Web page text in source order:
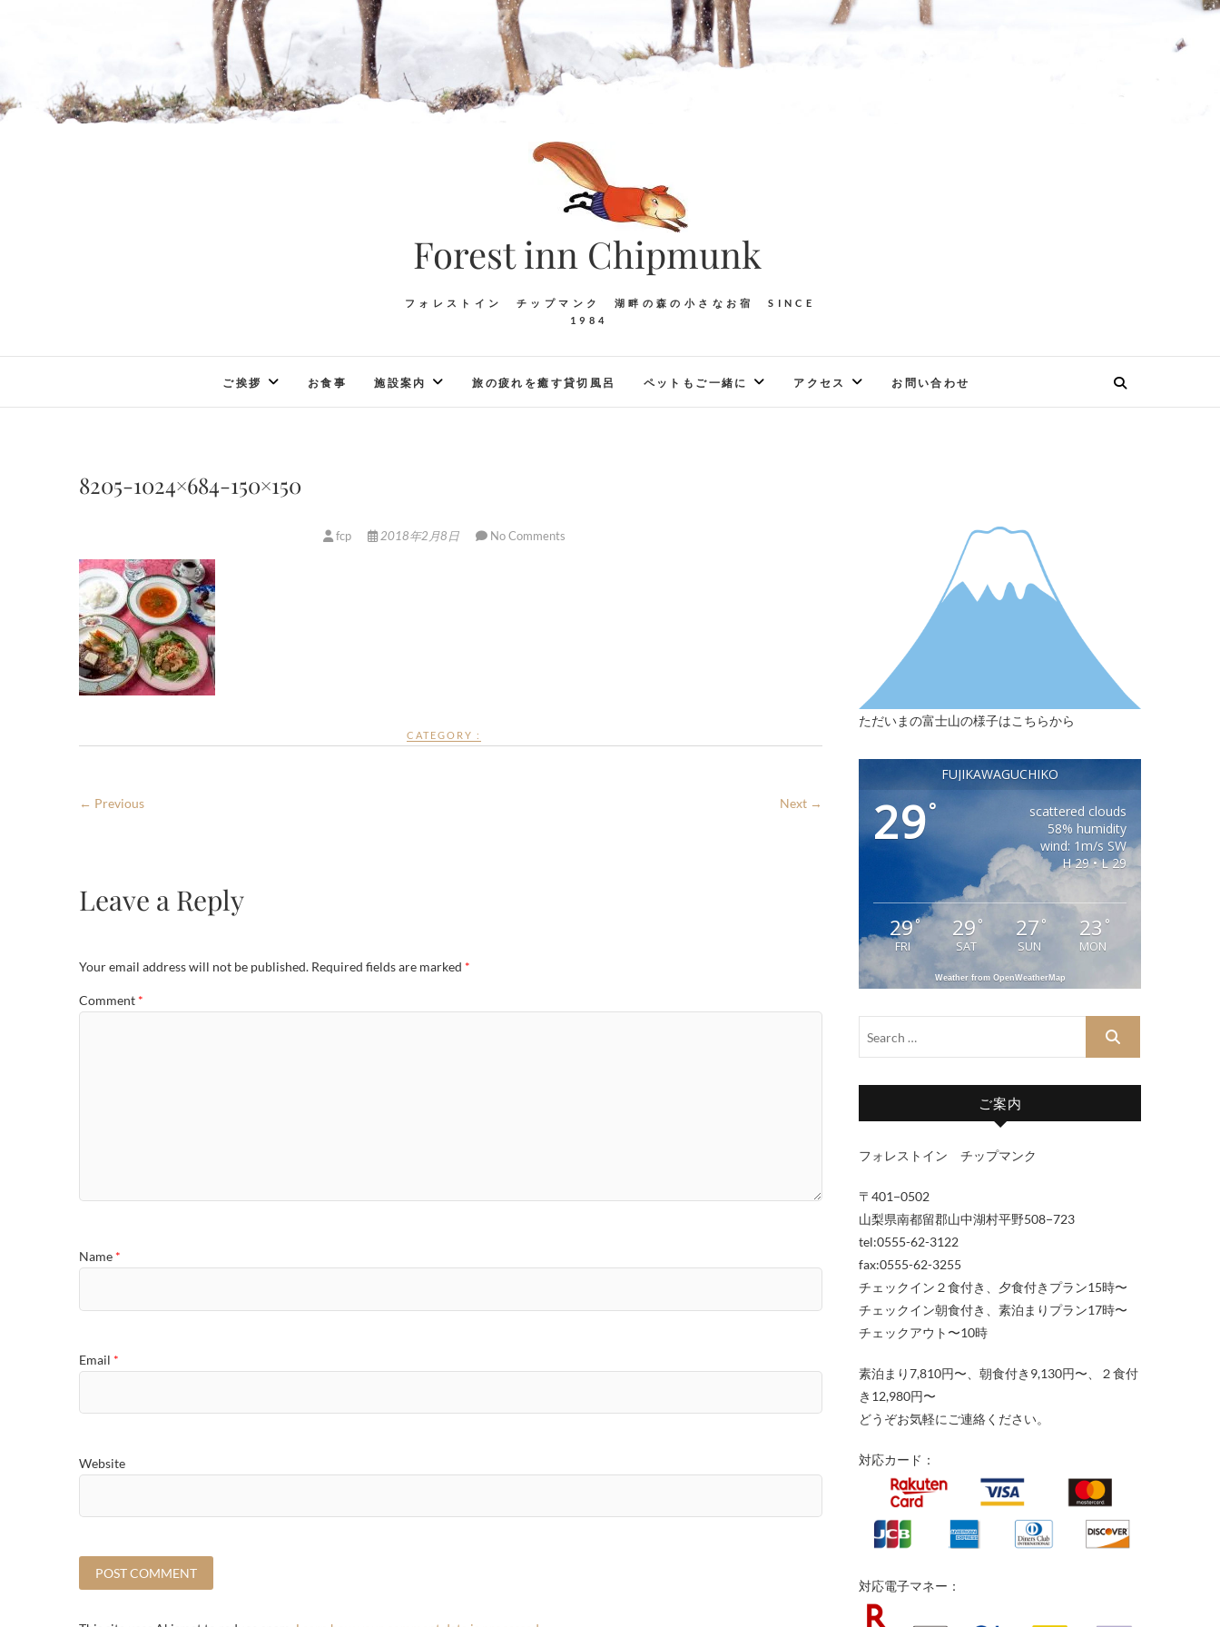
Forest inn Chipmunk
フォレストイン チップマンク 湖畔の森の小さなお宿 SINCE
1984
ご挨拶 お食事 施設案内 旅の疲れを癒す貸切風呂 ペットもご一緒に アクセス お問い合わせ
8205-1024×684-150×150
fcp 2018年2月8日 No Comments
CATEGORY :
← Previous Next →
Leave a Reply
Your email address will not be published. Required fields are marked *
Comment *
Name *
Email *
Website
ただいまの富士山の様子はこちらから
FUJIKAWAGUCHIKO
29°
scattered clouds
58% humidity
wind: 1m/s SW
H 29 • L 29
29°
FRI
29 °
SAT
27°
SUN
23 °
MON
Weather from OpenWeatherMap
ご案内
フォレストイン チップマンク
〒401−0502
山梨県南都留郡山中湖村平野508−723
tel:0555-62-3122
fax:0555-62-3255
チェックイン２食付き、夕食付きプラン15時〜
チェックイン朝食付き、素泊まりプラン17時〜
チェックアウト〜10時
素泊まり7,810円〜、朝食付き9,130円〜、２食付
き12,980円〜
どうぞお気軽にご連絡ください。
対応カード：
対応電子マネー：